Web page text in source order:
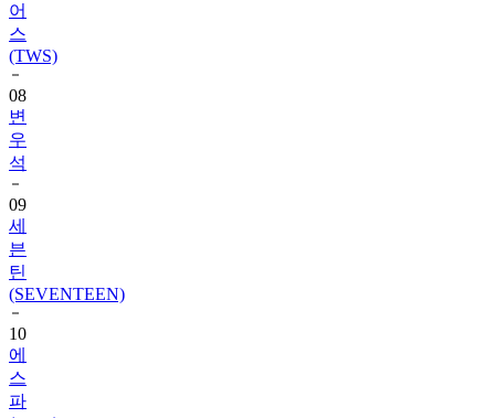
어
스
(TWS)
08
변
우
석
09
세
븐
틴
(SEVENTEEN)
10
에
스
파